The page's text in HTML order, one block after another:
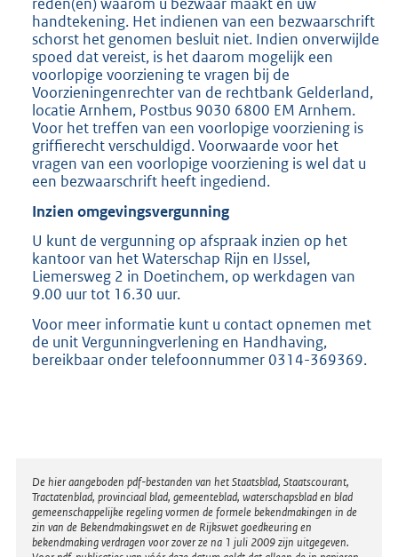
handtekening. Het indienen van een bezwaarschrift
schorst het genomen besluit niet. Indien onverwijlde
spoed dat vereist, is het daarom mogelijk een
voorlopige voorziening te vragen bij de
Voorzieningenrechter van de rechtbank Gelderland,
locatie Arnhem, Postbus 9030 6800 EM Arnhem.
Voor het treffen van een voorlopige voorziening is
griffierecht verschuldigd. Voorwaarde voor het
vragen van een voorlopige voorziening is wel dat u
een bezwaarschrift heeft ingediend.
Inzien omgevingsvergunning
U kunt de vergunning op afspraak inzien op het
kantoor van het Waterschap Rijn en IJssel,
Liemersweg 2 in Doetinchem, op werkdagen van
9.00 uur tot 16.30 uur.
Voor meer informatie kunt u contact opnemen met
de unit Vergunningverlening en Handhaving,
bereikbaar onder telefoonnummer 0314-369369.
Disclaimer
De hier aangeboden pdf-bestanden van het Staatsblad, Staatscourant,
Tractatenblad, provinciaal blad, gemeenteblad, waterschapsblad en blad
gemeenschappelijke regeling vormen de formele bekendmakingen in de
zin van de Bekendmakingswet en de Rijkswet goedkeuring en
bekendmaking verdragen voor zover ze na 1 juli 2009 zijn uitgegeven.